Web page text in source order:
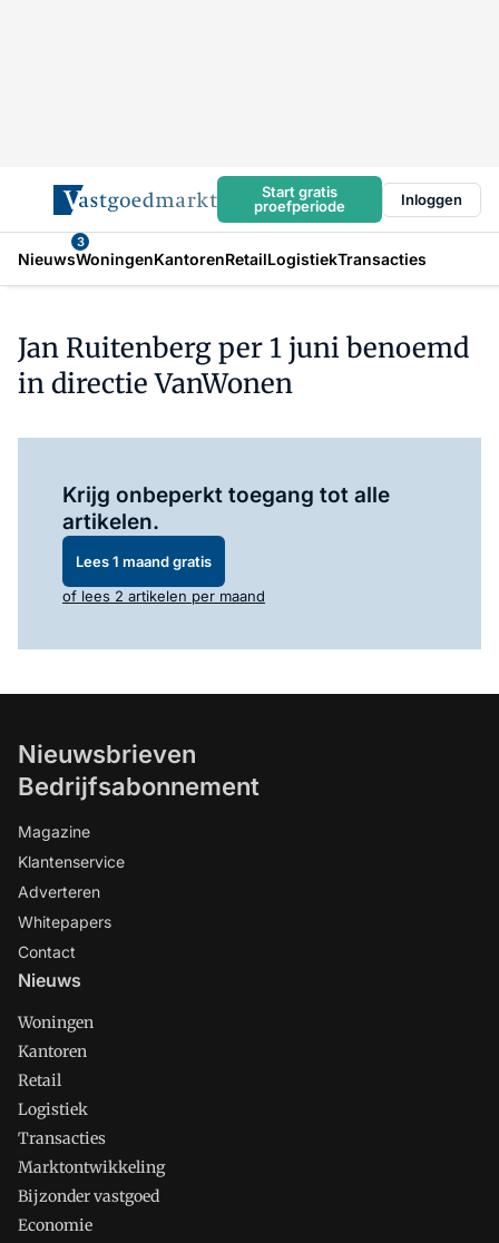
Start gratis
proefperiode
Inloggen
Nieuws
3
WoningenKantorenRetailLogistiekTransacties
Jan Ruitenberg per 1 juni benoemd
in directie VanWonen
Krijg onbeperkt toegang tot alle
artikelen.
Lees 1 maand gratis
of lees 2 artikelen per maand
Nieuwsbrieven
Bedrijfsabonnement
Magazine
Klantenservice
Adverteren
Whitepapers
Contact
Nieuws
Woningen
Kantoren
Retail
Logistiek
Transacties
Marktontwikkeling
Bijzonder vastgoed
Economie